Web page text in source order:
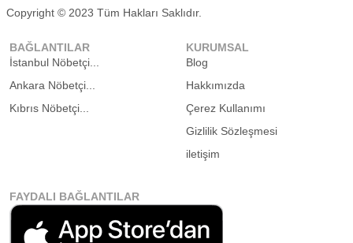
Copyright © 2023 Tüm Hakları Saklıdır.
BAĞLANTILAR
İstanbul Nöbetçi...
Ankara Nöbetçi...
Kıbrıs Nöbetçi...
KURUMSAL
Blog
Hakkımızda
Çerez Kullanımı
Gizlilik Sözleşmesi
iletişim
FAYDALI BAĞLANTILAR